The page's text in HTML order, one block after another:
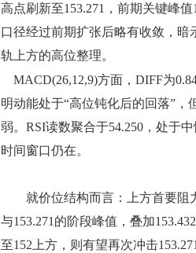
高点刷新至153.271，前期关键峰
口径经过前期扩张后略有收敛，暗
轨上方的高位整理。
MACD(26,12,9)方面，DIFF为
明动能处于“高位钝化后的回落”
弱。RSI读数聚合于54.250，处于
时间窗口仍在。
就价位结构而言：上方首要阻力
与153.271的阶段峰值，叠加
至152上方，则有望再次冲击